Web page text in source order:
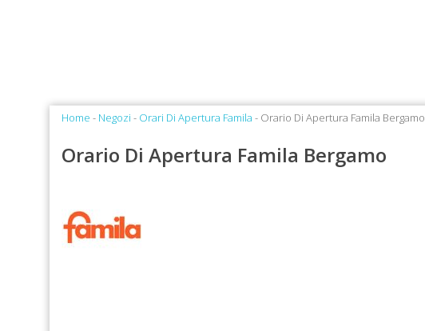
Home - Negozi - Orari Di Apertura Famila - Orario Di Apertura Famila Bergamo
Orario Di Apertura Famila Bergamo